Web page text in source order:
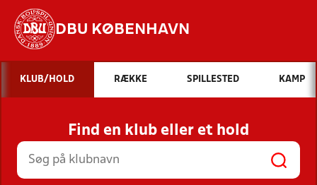
DBU KØBENHAVN
Hvad vil du søge efter?
INDHOLD OG NYHEDER
STILLINGER, RESULTATER, KLUBBER OG
HOLD
KLUB/HOLD RÆKKE SPILLESTED KAMP
Find en klub eller et hold